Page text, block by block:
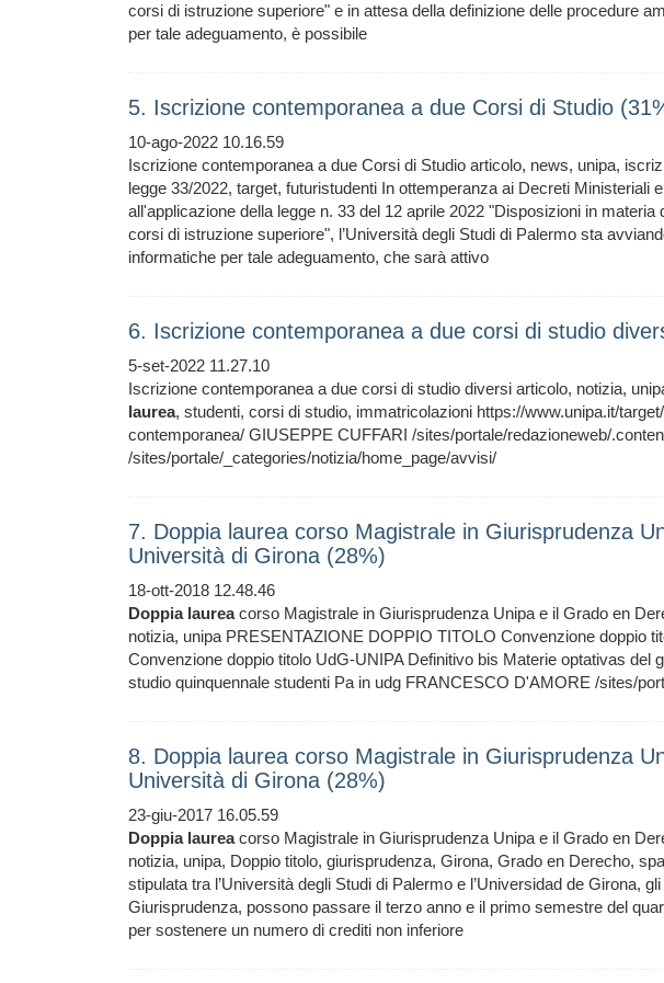
corsi di istruzione superiore" e in attesa della definizione delle procedure
per tale adeguamento, è possibile
5. Iscrizione contemporanea a due Corsi di Studio
10-ago-2022 10.16.59
Iscrizione contemporanea a due Corsi di Studio articolo, news, unipa,
legge 33/2022, target, futuristudenti In ottemperanza ai Decreti Ministeriali
all'applicazione della legge n. 33 del 12 aprile 2022 "Disposizioni in
corsi di istruzione superiore", l’Università degli Studi di Palermo sta
informatiche per tale adeguamento, che sarà attivo
6. Iscrizione contemporanea a due corsi di studio
5-set-2022 11.27.10
Iscrizione contemporanea a due corsi di studio diversi articolo, notizia,
laurea, studenti, corsi di studio, immatricolazioni https://www.unipa.it/
contemporanea/ GIUSEPPE CUFFARI /sites/portale/redazioneweb/
/sites/portale/_categories/notizia/home_page/avvisi/
7. Doppia laurea corso Magistrale in Giurisprudenza
Università di Girona (28%)
18-ott-2018 12.48.46
Doppia laureacorso Magistrale in Giurisprudenza Unipa e il Grado en
notizia, unipa PRESENTAZIONE DOPPIO TITOLO Convenzione doppio
Convenzione doppio titolo UdG-UNIPA Definitivo bis Materie optativas del
studio quinquennale studenti Pa in udg FRANCESCO D'AMORE /sites/
8. Doppia laurea corso Magistrale in Giurisprudenza
Università di Girona (28%)
23-giu-2017 16.05.59
Doppia laureacorso Magistrale in Giurisprudenza Unipa e il Grado en
notizia, unipa, Doppio titolo, giurisprudenza, Girona, Grado en Derecho,
stipulata tra l’Università degli Studi di Palermo e l’Universidad de Girona,
Giurisprudenza, possono passare il terzo anno e il primo semestre del
per sostenere un numero di crediti non inferiore